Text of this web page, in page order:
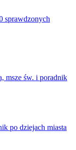
sprawdzonych
msze św. i poradnik
po dziejach miasta